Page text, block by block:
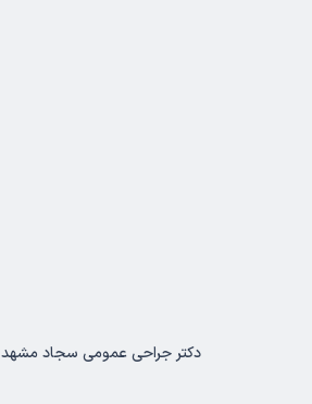
دکتر جراحی عمومی سجاد مشهد